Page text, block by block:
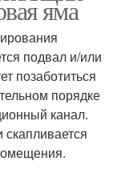
яма
подвал и/или
позаботиться
порядке
канал.